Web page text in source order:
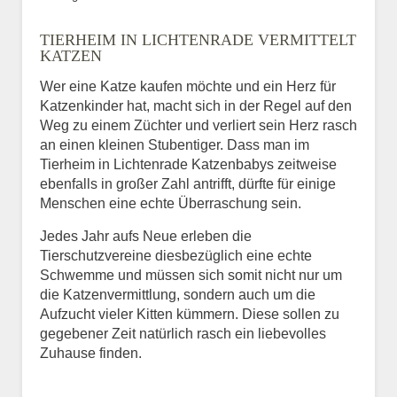
BILD HOCHLADEN
Vermisst seit
Ort des Verschwindens
TIERHEIM IN LICHTENRADE VERMITTELT
KATZEN
Wer eine Katze kaufen möchte und ein Herz für
Katzenkinder hat, macht sich in der Regel auf den
Weg zu einem Züchter und verliert sein Herz rasch
an einen kleinen Stubentiger. Dass man im
Tierheim in Lichtenrade Katzenbabys zeitweise
ebenfalls in großer Zahl antrifft, dürfte für einige
Menschen eine echte Überraschung sein.
Jedes Jahr aufs Neue erleben die
Tierschutzvereine diesbezüglich eine echte
Schwemme und müssen sich somit nicht nur um
die Katzenvermittlung, sondern auch um die
Aufzucht vieler Kitten kümmern. Diese sollen zu
gegebener Zeit natürlich rasch ein liebevolles
Zuhause finden.